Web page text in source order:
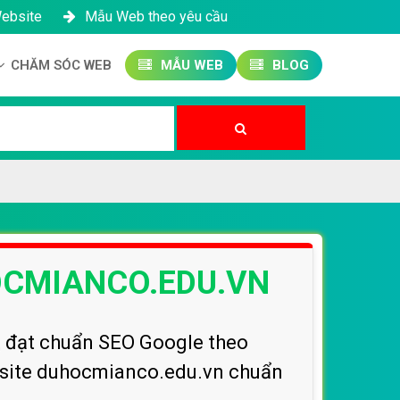
Mẫu Web theo yêu cầu
CHĂM SÓC WEB MẪU WEB BLOG
chuẩn SEO Google theo
duhocmianco.edu.vn chuẩn